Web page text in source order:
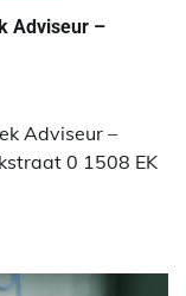
Adviseur –
Adviseur –
0 1508 EK